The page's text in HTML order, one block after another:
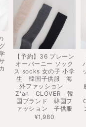
【予約】36 プレーン
オーバーニー ソック
ス socks 女の子 小学
生 韓国子供服 海
外ファッション
Z'an CLOVER 韓
国ブランド 韓国フ
ァッション 子供服
¥1,980